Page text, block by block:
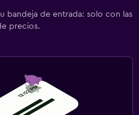
bandeja de entrada: solo con las
precios.